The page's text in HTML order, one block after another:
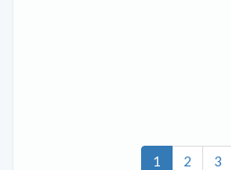
1 2 3